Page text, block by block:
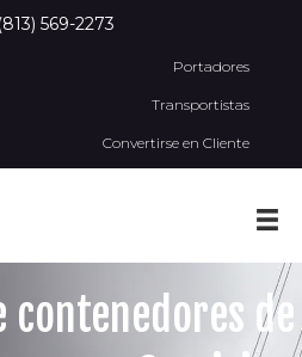
(813) 569-2273
Portadores
Transportistas
Convertirse en Cliente
contenedores de